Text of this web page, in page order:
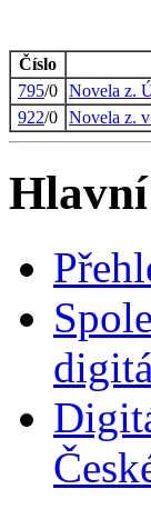
Číslo
795/0 Novela z.
922/0 Novela z.